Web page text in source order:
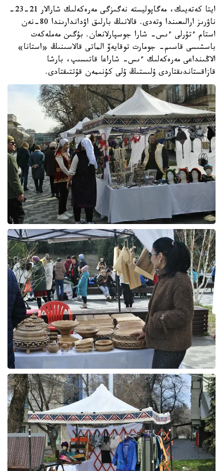
ايتا كەتەيىك، مەگاپوليستە نەگىزگى مەرەكەلىك شارالار 21-23-
ناۋرىز ارالىعىندا وتەدى. قالانىڭ بارلىق اۋداندارىندا 80-نەن
استام ءتۇرلى ءىس- شارا جوسپارلانعان. بۇگىن مەملەكەت
باسشىسى قاسىم- جومارت توقايەۆ الماتى قالاسىنىڭ «استانا»
الاڭىنداعى مەرەكەلىك ءىس- شاراعا قاتىسىپ، بارشا
قازاقستاندىقتاردى ۇلىستىڭ ۇلى كۇنىمەن قۇتتىقتادى.